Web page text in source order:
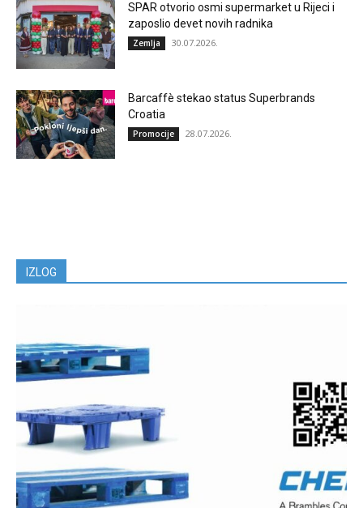
SPAR otvorio osmi supermarket u Rijeci i
zaposlio devet novih radnika
Zemlja 30.07.2026.
Barcaffè stekao status Superbrands
Croatia
Promocije 28.07.2026.
IZLOG